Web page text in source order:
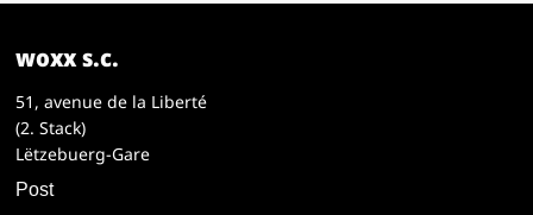
woxx s.c.
51, avenue de la Liberté
(2. Stack)
Lëtzebuerg-Gare
Post